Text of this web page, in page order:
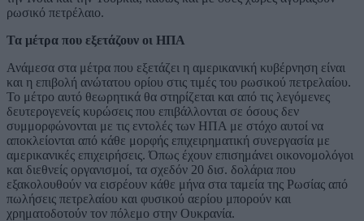
ρωσικό πετρέλαιο.
Τα μέτρα που εξετάζουν οι ΗΠΑ
Ανάμεσα στα μέτρα που εξετάζει η αμερικανική κυβέρνηση είναι
και η επιβολή ανώτατου ορίου στις τιμές του ρωσικού πετρελαίου.
Το μέτρο αυτό θεωρητικά θα στηρίζεται και από τις λεγόμενες
δευτερογενείς κυρώσεις που επιβάλλονται σε όσους δεν
συμμορφώνονται με τις εντολές των ΗΠΑ με στόχο αυτοί να
αποκλείονται από κάθε μορφής επιχειρηματική συνεργασία με
αμερικανικές επιχειρήσεις. Όπως έχουν επισημάνει οικονομολόγοι
και διεθνείς οργανισμοί, τα σχεδόν 20 δισ. δολάρια που
εξακολουθούν να εισρέουν κάθε μήνα στα ταμεία της Ρωσίας από
πωλήσεις πετρελαίου και φυσικού αερίου μπορούν και
χρηματοδοτούν τον πόλεμο στην Ουκρανία.